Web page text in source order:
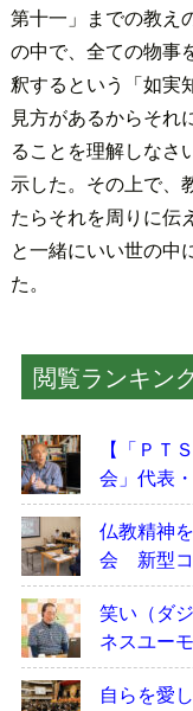
第十一」までの教え
の中で、全ての物事
釈するという「如実
見方があるからそれ
ることを理解しなさ
示した。その上で、
たらそれを周りに伝
と一緒にいい世の中
た。
閲覧ランキン
【「ＰＴ
会」代表
仏教精神
会 新型コ
笑い（ダ
ネスユー
自らを愛